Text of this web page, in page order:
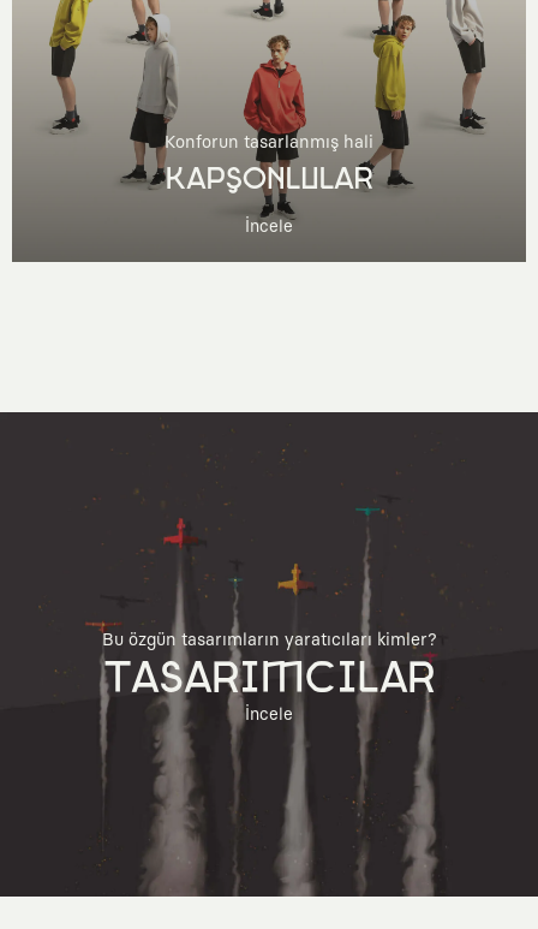
Konforun tasarlanmış hali
KAPŞONLULAR
İncele
Bu özgün tasarımların yaratıcıları kimler?
TASARIMCILAR
İncele